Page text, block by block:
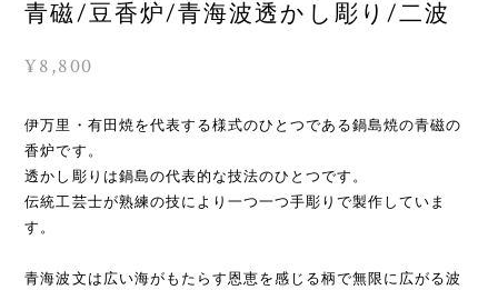
青磁/豆香炉/青海波透かし彫り/二波
¥8,800
伊万里・有田焼を代表する様式のひとつである鍋島焼の青磁の
香炉です。
透かし彫りは鍋島の代表的な技法のひとつです。
伝統工芸士が熟練の技により一つ一つ手彫りで製作していま
す。
青海波文は広い海がもたらす恩恵を感じる柄で無限に広がる波